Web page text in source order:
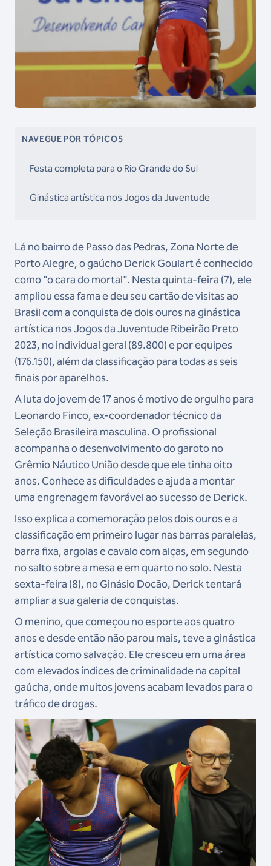
NAVEGUE POR TÓPICOS
Festa completa para o Rio Grande do Sul
Ginástica artística nos Jogos da Juventude
Lá no bairro de Passo das Pedras, Zona Norte de
Porto Alegre, o gaúcho Derick Goulart é conhecido
como "o cara do mortal". Nesta quinta-feira (7), ele
ampliou essa fama e deu seu cartão de visitas ao
Brasil com a conquista de dois ouros na ginástica
artística nos Jogos da Juventude Ribeirão Preto
2023, no individual geral (89.800) e por equipes
(176.150), além da classificação para todas as seis
finais por aparelhos.
A luta do jovem de 17 anos é motivo de orgulho para
Leonardo Finco, ex-coordenador técnico da
Seleção Brasileira masculina. O profissional
acompanha o desenvolvimento do garoto no
Grêmio Náutico União desde que ele tinha oito
anos. Conhece as dificuldades e ajuda a montar
uma engrenagem favorável ao sucesso de Derick.
Isso explica a comemoração pelos dois ouros e a
classificação em primeiro lugar nas barras paralelas,
barra fixa, argolas e cavalo com alças, em segundo
no salto sobre a mesa e em quarto no solo. Nesta
sexta-feira (8), no Ginásio Docão, Derick tentará
ampliar a sua galeria de conquistas.
O menino, que começou no esporte aos quatro
anos e desde então não parou mais, teve a ginástica
artística como salvação. Ele cresceu em uma área
com elevados índices de criminalidade na capital
gaúcha, onde muitos jovens acabam levados para o
tráfico de drogas.